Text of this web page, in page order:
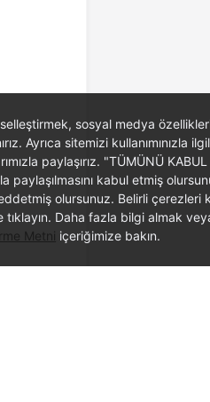
sosyal medya
Ayrıca sitemizi
paylaşırız. "TÜMÜNÜ
paylaşılmasını kabul etmiş
olursunuz. Belirli
tıklayın. Daha fazla bilgi almak
Metni içeriğimize bakın.